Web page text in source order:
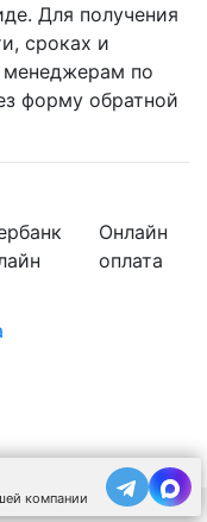
Для получения
сроках и
по
форму обратной
Онлайн
оплата
компании
cookies